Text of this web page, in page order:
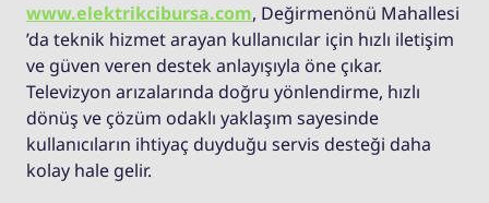
www.elektrikcibursa.com, Değirmenönü Mahallesi
’da teknik hizmet arayan kullanıcılar için hızlı iletişim
ve güven veren destek anlayışıyla öne çıkar.
Televizyon arızalarında doğru yönlendirme, hızlı
dönüş ve çözüm odaklı yaklaşım sayesinde
kullanıcıların ihtiyaç duyduğu servis desteği daha
kolay hale gelir.